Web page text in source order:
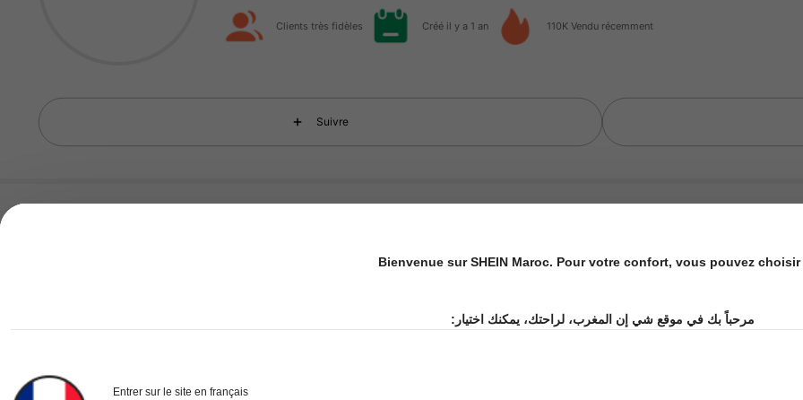
Clients très fidèles Créé il y a 1 an 110K Vendu récemment
Suivre
Bienvenue sur SHEIN Maroc. Pour votre confort, vous pouvez choisir
مرحباً بك في موقع شي إن المغرب، لراحتك، يمكنك اختيار:
Entrer sur le site en français